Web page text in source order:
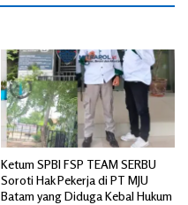
Ketum SPBI FSP TEAM SERBU
Soroti Hak Pekerja di PT MJU
Batam yang Diduga Kebal Hukum